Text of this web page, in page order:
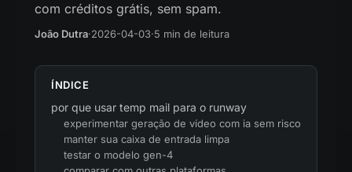
com créditos grátis, sem spam.
João Dutra·2026-04-03·5 min de leitura
ÍNDICE
por que usar temp mail para o runway
experimentar geração de vídeo com ia sem risco
manter sua caixa de entrada limpa
testar o modelo gen-4